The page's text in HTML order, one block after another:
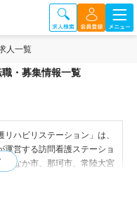
人一覧
・募集情報一覧
リハビリステーション」は、
運営する訪問看護ステーショ
ちなか市、那珂市、常陸大宮